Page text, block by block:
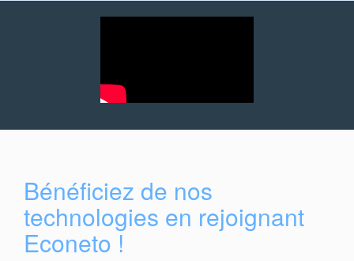
Bénéficiez de nos
technologies en rejoignant
Econeto !